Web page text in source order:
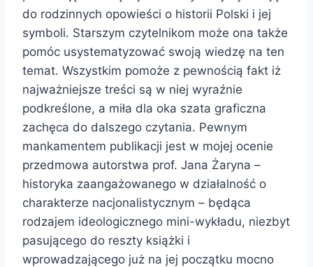
do rodzinnych opowieści o historii Polski i jej
symboli. Starszym czytelnikom może ona także
pomóc usystematyzować swoją wiedzę na ten
temat. Wszystkim pomoże z pewnością fakt iż
najważniejsze treści są w niej wyraźnie
podkreślone, a miła dla oka szata graficzna
zachęca do dalszego czytania. Pewnym
mankamentem publikacji jest w mojej ocenie
przedmowa autorstwa prof. Jana Żaryna –
historyka zaangażowanego w działalność o
charakterze nacjonalistycznym – będąca
rodzajem ideologicznego mini-wykładu, niezbyt
pasującego do reszty książki i
wprowadzającego już na jej początku mocno